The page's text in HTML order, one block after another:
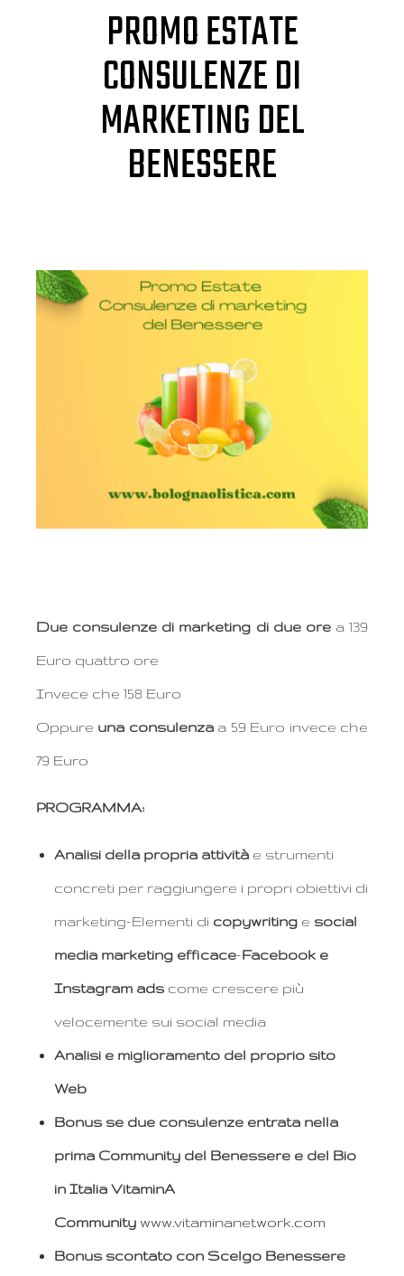
PROMO ESTATE
CONSULENZE DI
MARKETING DEL
BENESSERE
Due consulenze di marketing di due orea 139
Euro quattro ore
Invece che 158 Euro
Oppure una consulenzaa 59 Euro invece che
79 Euro
PROGRAMMA:
Analisi della propria attività e strumenti
concreti per raggiungere i propri obiettivi di
marketing–Elementi di copywriting e social
media marketing efficace–Facebook e
Instagram adscome crescere più
velocemente sui social media
Analisi e miglioramento del proprio sito
Web
Bonus se due consulenze entrata nella
prima Community del Benessere e del Bio
in Italia VitaminA
Community www.vitaminanetwork.com
Bonus scontato con Scelgo Benessere